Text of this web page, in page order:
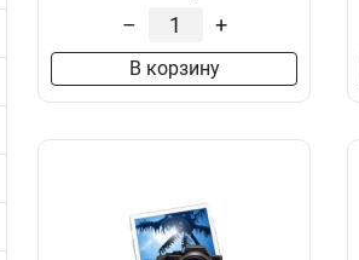
– +
В корзину